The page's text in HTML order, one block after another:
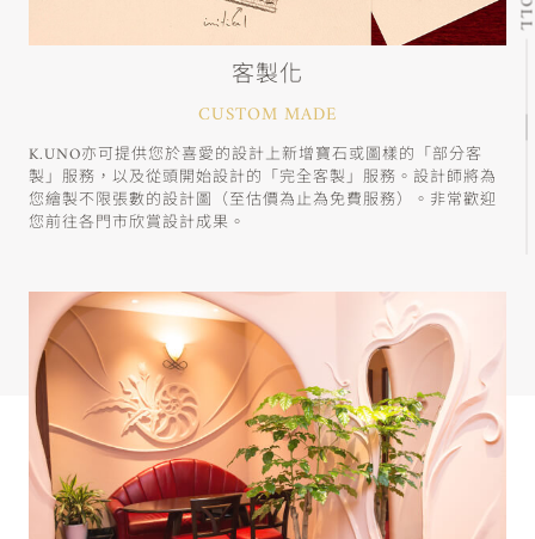
客製化
CUSTOM MADE
K.UNO亦可提供您於喜愛的設計上新增寶石或圖樣的「部分客
製」服務，以及從頭開始設計的「完全客製」服務。設計師將為
您繪製不限張數的設計圖（至估價為止為免費服務）。非常歡迎
您前往各門市欣賞設計成果。